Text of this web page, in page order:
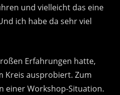
und vielleicht das eine
ich habe da sehr viel
Erfahrungen hatte,
Kreis ausprobiert. Zum
einer Workshop-Situation.